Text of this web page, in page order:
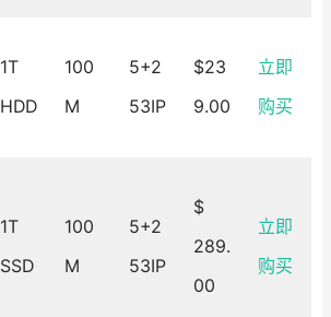
1T
HDD
100
M
5+2
53IP
$23
9.00
立即
购买
1T
SSD
100
M
5+2
53IP
$
289.
00
立即
购买